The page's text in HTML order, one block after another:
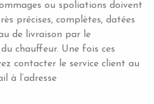
ou spoliations doivent
précises, complètes, datées
de livraison par le
chauffeur. Une fois ces
contacter le service client au
à l’adresse